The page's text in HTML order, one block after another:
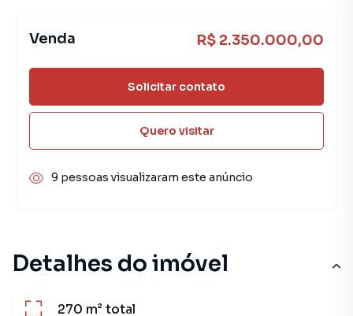
Detalhes do imóvel
270 m²total
Venda R$ 2.350.000,00
Solicitar contato
Quero visitar
9 pessoas visualizaram este anúncio